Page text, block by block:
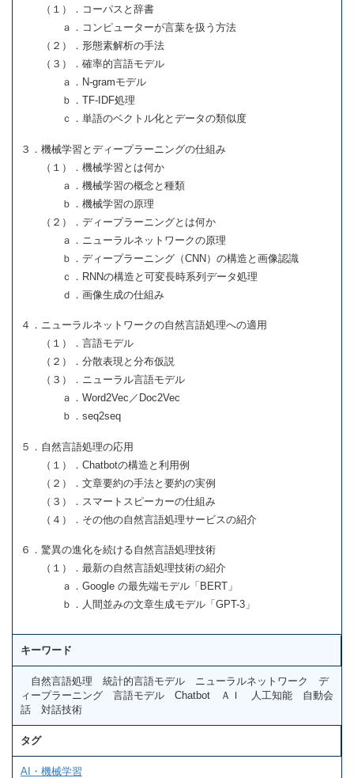
（１）．コーパスと辞書
ａ．コンピューターが言葉を扱う方法
（２）．形態素解析の手法
（３）．確率的言語モデル
ａ．N-gramモデル
ｂ．TF-IDF処理
ｃ．単語のベクトル化とデータの類似度
３．機械学習とディープラーニングの仕組み
（１）．機械学習とは何か
ａ．機械学習の概念と種類
ｂ．機械学習の原理
（２）．ディープラーニングとは何か
ａ．ニューラルネットワークの原理
ｂ．ディープラーニング（CNN）の構造と画像認識
ｃ．RNNの構造と可変長時系列データ処理
ｄ．画像生成の仕組み
４．ニューラルネットワークの自然言語処理への適用
（１）．言語モデル
（２）．分散表現と分布仮説
（３）．ニューラル言語モデル
ａ．Word2Vec／Doc2Vec
ｂ．seq2seq
５．自然言語処理の応用
（１）．Chatbotの構造と利用例
（２）．文章要約の手法と要約の実例
（３）．スマートスピーカーの仕組み
（４）．その他の自然言語処理サービスの紹介
６．驚異の進化を続ける自然言語処理技術
（１）．最新の自然言語処理技術の紹介
ａ．Google の最先端モデル「BERT」
ｂ．人間並みの文章生成モデル「GPT-3」
キーワード
自然言語処理 統計的言語モデル ニューラルネットワーク デ
ィープラーニング 言語モデル Chatbot ＡＩ 人工知能 自動会
話 対話技術
タグ
AI・機械学習